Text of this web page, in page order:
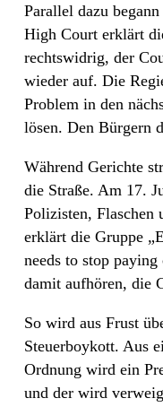
Parallel dazu
High Court erklärt
rechtswidrig, der
wieder auf. Die
Problem in den
lösen. Den Bürgern
Während Gerichte
die Straße. Am 17.
Polizisten,
erklärt die Gruppe
needs to stop
damit aufhören, die
So wird aus Frust
Steuerboykott. Aus
Ordnung wird ein
und der wird